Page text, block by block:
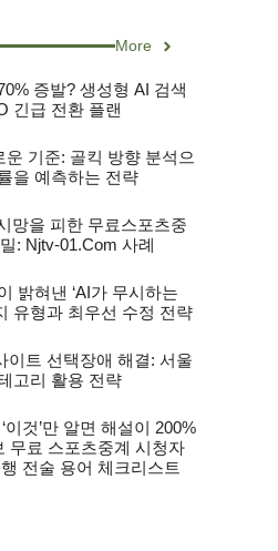
More
증발? 생성형 AI 검색
긴급 전환 플랜
운 기준: 골킥 방향 분석으
을 예측하는 전략
망을 피한 무료스포츠중
: Njtv-01.com 사례
밝혀낸 ‘AI가 무시하는
유형과 최우선 수정 전략
이트 선택장애 해결: 서울
고리 활용 전략
이것’만 알면 해설이 200%
무료 스포츠중계 시청자
전술 용어 체크리스트